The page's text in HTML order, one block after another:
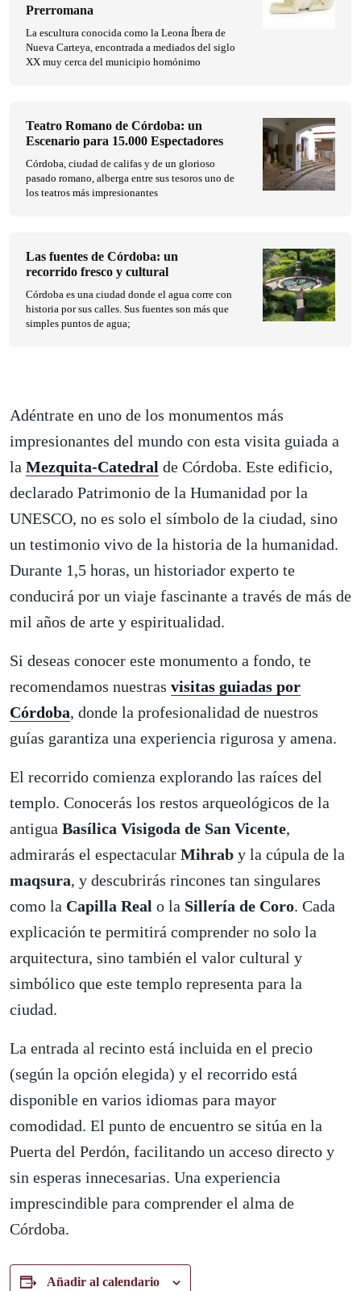
Adéntrate en uno de los monumentos más
impresionantes del mundo con esta visita guiada a
la Mezquita-Catedral de Córdoba. Este edificio,
declarado Patrimonio de la Humanidad por la
UNESCO, no es solo el símbolo de la ciudad, sino
un testimonio vivo de la historia de la humanidad.
Durante 1,5 horas, un historiador experto te
conducirá por un viaje fascinante a través de más de
mil años de arte y espiritualidad.
Si deseas conocer este monumento a fondo, te
recomendamos nuestras visitas guiadas por
Córdoba, donde la profesionalidad de nuestros
guías garantiza una experiencia rigurosa y amena.
El recorrido comienza explorando las raíces del
templo. Conocerás los restos arqueológicos de la
antigua Basílica Visigoda de San Vicente,
admirarás el espectacular Mihrab y la cúpula de la
maqsura, y descubrirás rincones tan singulares
como la Capilla Real o la Sillería de Coro. Cada
explicación te permitirá comprender no solo la
arquitectura, sino también el valor cultural y
simbólico que este templo representa para la
ciudad.
La entrada al recinto está incluida en el precio
(según la opción elegida) y el recorrido está
disponible en varios idiomas para mayor
comodidad. El punto de encuentro se sitúa en la
Puerta del Perdón, facilitando un acceso directo y
sin esperas innecesarias. Una experiencia
imprescindible para comprender el alma de
Córdoba.
Añadir al calendario
Prerromana
La escultura conocida como la Leona Íbera de
Nueva Carteya, encontrada a mediados del siglo
XX muy cerca del municipio homónimo
Teatro Romano de Córdoba: un
Escenario para 15.000 Espectadores
Córdoba, ciudad de califas y de un glorioso
pasado romano, alberga entre sus tesoros uno de
los teatros más impresionantes
Las fuentes de Córdoba: un
recorrido fresco y cultural
Córdoba es una ciudad donde el agua corre con
historia por sus calles. Sus fuentes son más que
simples puntos de agua;